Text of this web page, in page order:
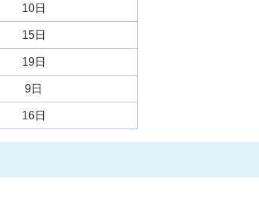
10日
15日
19日
9日
16日